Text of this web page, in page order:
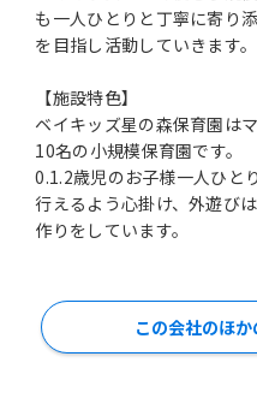
も一人ひとりと丁寧に寄り
を目指し活動していきます。
【施設特色】
ベイキッズ星の森保育園は
10名の小規模保育園です。
0.1.2歳児のお子様一人ひと
行えるよう心掛け、外遊び
作りをしています。
この会社のほ